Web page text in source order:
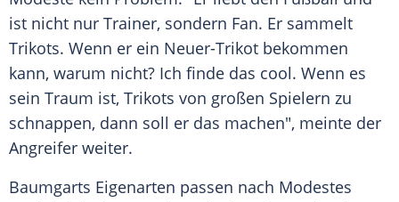
ist nicht nur Trainer, sondern Fan. Er sammelt
Trikots. Wenn er ein Neuer-Trikot bekommen
kann, warum nicht? Ich finde das cool. Wenn es
sein Traum ist, Trikots von großen Spielern zu
schnappen, dann soll er das machen", meinte der
Angreifer weiter.
Baumgarts Eigenarten passen nach Modestes